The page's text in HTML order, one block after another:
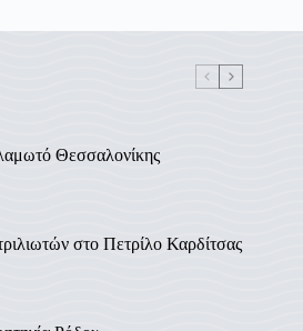
Θεσσαλονίκης
στο Πετρίλο Καρδίτσας